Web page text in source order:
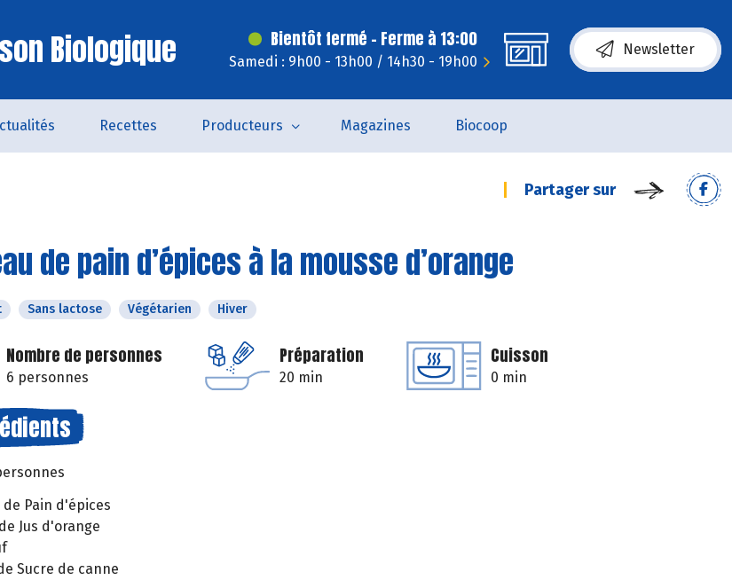
Biologique Bientôt fermé - Ferme à 13:00
Samedi : 9h00 - 13h00 / 14h30 - 19h00
Newsletter
Recettes Producteurs Magazines Biocoop
Partager sur
de pain d’épices à la mousse d’orange
Sans lactose Végétarien Hiver
Nombre de personnes
6 personnes
Préparation
20 min
Cuisson
0 min
de Pain d'épices
Jus d'orange
Sucre de canne